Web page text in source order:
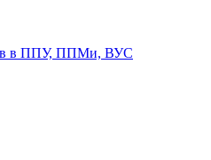
в ППУ, ППМи, ВУС